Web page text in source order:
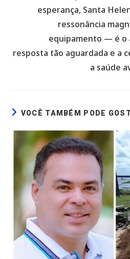
esperança, Santa
ressonância
equipamento — é o
resposta tão aguardada e a
a saúde
VOCÊ TAMBÉM PODE